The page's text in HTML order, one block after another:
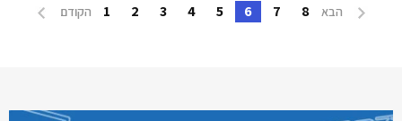
הבא 8
7
6
5
4
3
2
1 הקודם